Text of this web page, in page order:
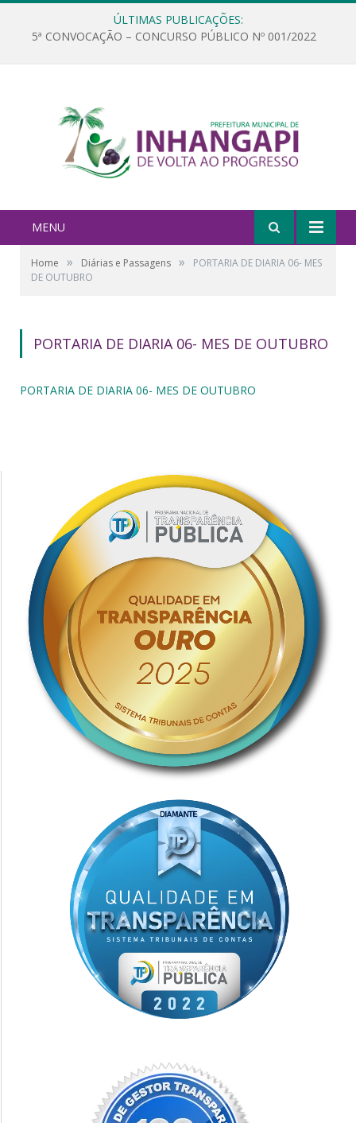
ÚLTIMAS PUBLICAÇÕES:
5ª CONVOCAÇÃO – CONCURSO PÚBLICO Nº 001/2022
MENU
Home » Diárias e Passagens »
PORTARIA DE DIARIA 06- MES
DE OUTUBRO
PORTARIA DE DIARIA 06- MES DE OUTUBRO
PORTARIA DE DIARIA 06- MES DE OUTUBRO